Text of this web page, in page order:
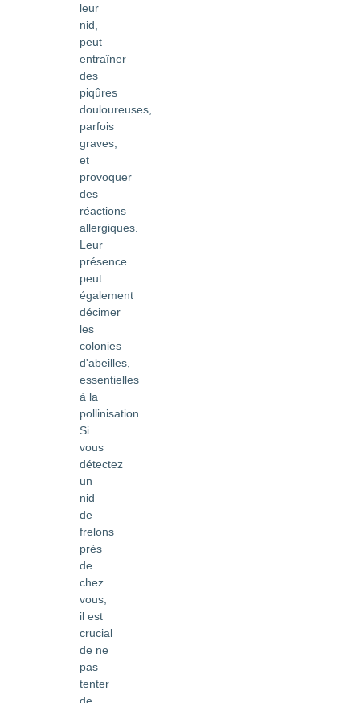
leur
nid,
peut
entraîner
des
piqûres
douloureuses,
parfois
graves,
et
provoquer
des
réactions
allergiques.
Leur
présence
peut
également
décimer
les
colonies
d'abeilles,
essentielles
à la
pollinisation.
Si
vous
détectez
un
nid
de
frelons
près
de
chez
vous,
il est
crucial
de ne
pas
tenter
de